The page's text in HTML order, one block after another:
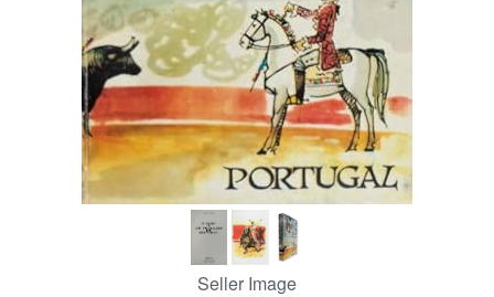
CLOSE
Seller Image